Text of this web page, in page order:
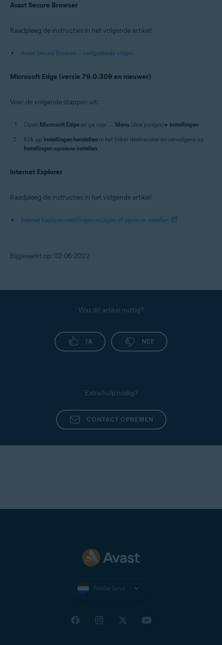
Avast Secure Browser
Raadpleeg de instructies in het volgende artikel:
Avast Secure Browser – veelgestelde vragen
Microsoft Edge (versie 79.0.309 en nieuwer)
Voer de volgende stappen uit:
Open Microsoft Edge en ga naar … Menu (drie puntjes) ▸ Instellingen.
Klik op Instellingen herstellen in het linker deelvenster en vervolgens op
Instellingen opnieuw instellen.
Internet Explorer
Raadpleeg de instructies in het volgende artikel:
Internet Explorer-instellingen wijzigen of opnieuw instellen
Bijgewerkt op: 02-06-2022
Was dit artikel nuttig?
JA NEE
Extra hulp nodig?
CONTACT OPNEMEN
Nederland